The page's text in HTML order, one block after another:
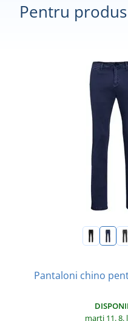
Pentru
Pantaloni chino
marți 11. 8.